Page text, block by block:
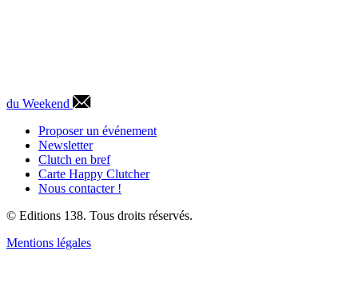
du Weekend
Proposer un événement
Newsletter
Clutch en bref
Carte Happy Clutcher
Nous contacter !
© Editions 138. Tous droits réservés.
Mentions légales